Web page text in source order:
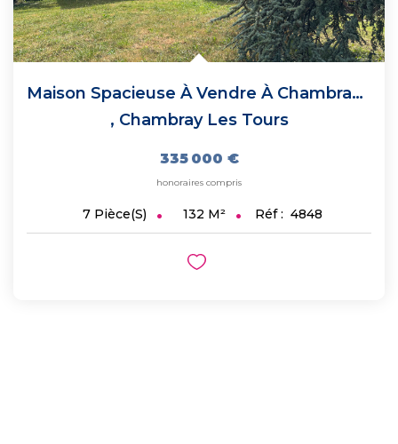
Maison Spacieuse À Vendre À Chambray-Lès-Tours - Un Havre...
, Chambray Les Tours
335 000 €
honoraires compris
7 Pièce(s) 132 M² Réf : 4848